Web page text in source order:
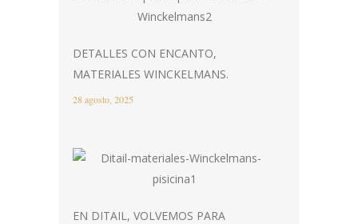
DETALLES CON ENCANTO,
MATERIALES WINCKELMANS.
28 agosto, 2025
EN DITAIL, VOLVEMOS PARA